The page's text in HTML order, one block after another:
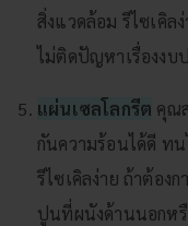
สิ่งแวดล้อม รีไซเคิ
ไม่ติดปัญหาเรื่องงบ
แผ่นเซลโลกรีต คุณ
กันความร้อนได้ดี ท
รีไซเคิลง่าย ถ้าต้อง
ปูนที่ผนังด้านนอกห